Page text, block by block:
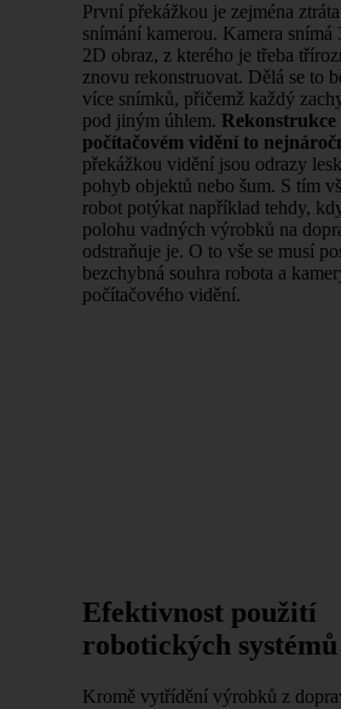
První překážkou je zejména
snímání kamerou. Kamera snímá
2D obraz, z kterého je třeba
znovu rekonstruovat. Dělá se to
více snímků, přičemž každý
pod jiným úhlem. Rekonstrukce
počítačovém vidění to
překážkou vidění jsou odrazy
pohyb objektů nebo šum. S tím
robot potýkat například tehdy,
polohu vadných výrobků na
odstraňuje je. O to vše se musí
bezchybná souhra robota a
počítačového vidění.
Efektivnost použití
robotických systémů
Kromě vytřídění výrobků z